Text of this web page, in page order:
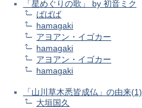
「星めぐりの歌」 by 初音ミク
ばばば
hamagaki
アヨアン・イゴカー
hamagaki
アヨアン・イゴカー
hamagaki
「山川草木悉皆成仏」の由来(1)
大垣国久